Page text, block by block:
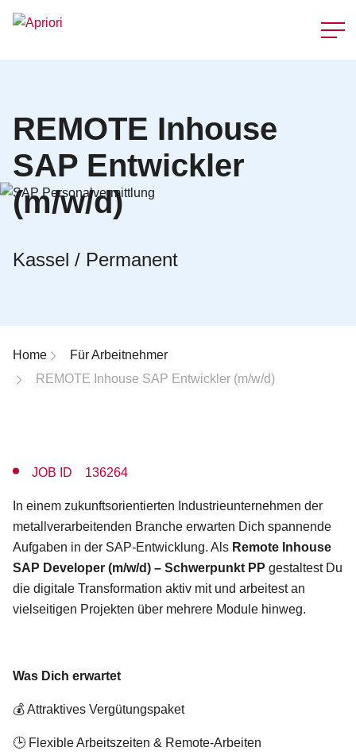
REMOTE Inhouse
SAP Entwickler
(m/w/d)
Kassel / Permanent
Breadcrumb-Navigation
Home
Für Arbeitnehmer
REMOTE Inhouse SAP Entwickler (m/w/d)
JOB ID 136264
In einem zukunftsorientierten Industrieunternehmen der
metallverarbeitenden Branche erwarten Dich spannende
Aufgaben in der SAP-Entwicklung. Als Remote Inhouse
SAP Developer (m/w/d) – Schwerpunkt PP gestaltest Du
die digitale Transformation aktiv mit und arbeitest an
vielseitigen Projekten über mehrere Module hinweg.
Was Dich erwartet
💰 Attraktives Vergütungspaket
🕒 Flexible Arbeitszeiten & Remote-Arbeiten